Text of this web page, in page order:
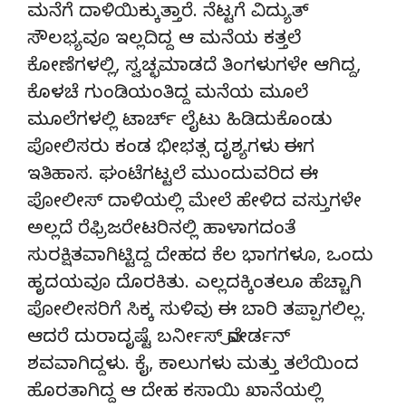
ಮನೆಗೆ ದಾಳಿಯಿಕ್ಕುತ್ತಾರೆ. ನೆಟ್ಟಗೆ ವಿದ್ಯುತ್
ಸೌಲಭ್ಯವೂ ಇಲ್ಲದಿದ್ದ ಆ ಮನೆಯ ಕತ್ತಲೆ
ಕೋಣೆಗಳಲ್ಲಿ, ಸ್ವಚ್ಛಮಾಡದೆ ತಿಂಗಳುಗಳೇ ಆಗಿದ್ದ,
ಕೊಳಚೆ ಗುಂಡಿಯಂತಿದ್ದ ಮನೆಯ ಮೂಲೆ
ಮೂಲೆಗಳಲ್ಲಿ ಟಾರ್ಚ್ ಲೈಟು ಹಿಡಿದುಕೊಂಡು
ಪೋಲಿಸರು ಕಂಡ ಭೀಭತ್ಸ ದೃಶ್ಯಗಳು ಈಗ
ಇತಿಹಾಸ. ಘಂಟೆಗಟ್ಟಲೆ ಮುಂದುವರಿದ ಈ
ಪೋಲೀಸ್ ದಾಳಿಯಲ್ಲಿ ಮೇಲೆ ಹೇಳಿದ ವಸ್ತುಗಳೇ
ಅಲ್ಲದೆ ರೆಫ್ರಿಜರೇಟರಿನಲ್ಲಿ ಹಾಳಾಗದಂತೆ
ಸುರಕ್ಷಿತವಾಗಿಟ್ಟಿದ್ದ ದೇಹದ ಕೆಲ ಭಾಗಗಳೂ, ಒಂದು
ಹೃದಯವೂ ದೊರಕಿತು. ಎಲ್ಲದಕ್ಕಿಂತಲೂ ಹೆಚ್ಚಾಗಿ
ಪೋಲೀಸರಿಗೆ ಸಿಕ್ಕ ಸುಳಿವು ಈ ಬಾರಿ ತಪ್ಪಾಗಲಿಲ್ಲ.
ಆದರೆ ದುರಾದೃಷ್ಟೆ ಬರ್ನೀಸ್ ವೋರ್ಡನ್
ಶವವಾಗಿದ್ದಳು. ಕೈ, ಕಾಲುಗಳು ಮತ್ತು ತಲೆಯಿಂದ
ಹೊರತಾಗಿದ್ದ ಆ ದೇಹ ಕಸಾಯಿ ಖಾನೆಯಲ್ಲಿ